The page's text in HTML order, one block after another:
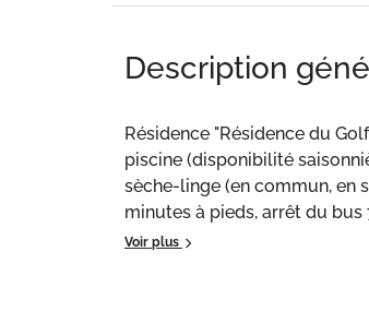
Description
Résidence "Résidence du
piscine (disponibilité
sèche-linge (en commun, en
minutes à pieds, arrêt du
plaisance 25 km, terrain de
Voir plus